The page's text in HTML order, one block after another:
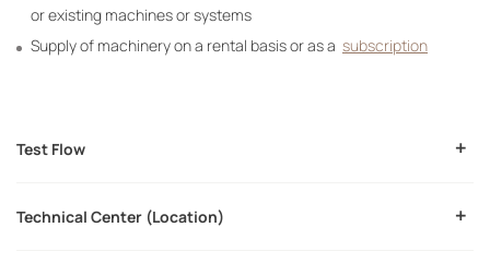
or existing machines or systems
Supply of machinery on a rental basis or as a subscription
Test Flow
Technical Center (Location)